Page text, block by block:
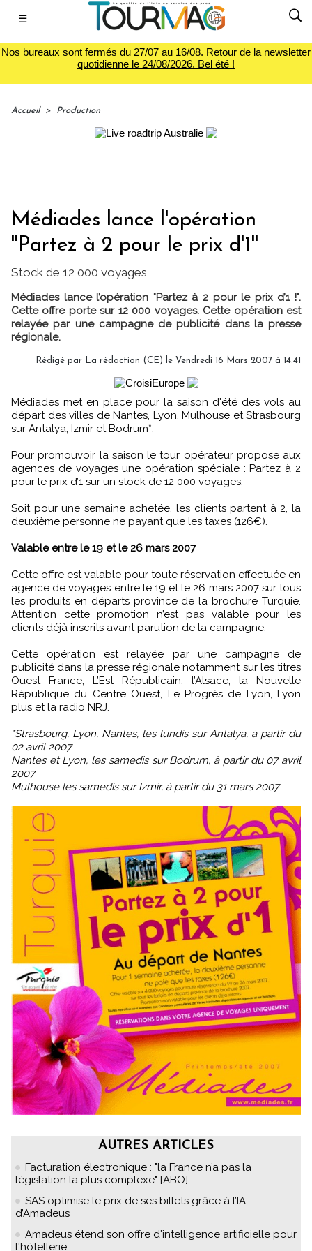
☰
Nos bureaux sont fermés du 27/07 au 16/08. Retour de la newsletter
quotidienne le 24/08/2026. Bel été !
Accueil > Production
Médiades lance l'opération
''Partez à 2 pour le prix d'1''
Stock de 12 000 voyages
Médiades lance l’opération "Partez à 2 pour le prix d’1 !".
Cette offre porte sur 12 000 voyages. Cette opération est
relayée par une campagne de publicité dans la presse
régionale.
Rédigé par La rédaction (CE) le Vendredi 16 Mars 2007 à 14:41
Médiades met en place pour la saison d'été des vols au
départ des villes de Nantes, Lyon, Mulhouse et Strasbourg
sur Antalya, Izmir et Bodrum*.
Pour promouvoir la saison le tour opérateur propose aux
agences de voyages une opération spéciale : Partez à 2
pour le prix d’1 sur un stock de 12 000 voyages.
Soit pour une semaine achetée, les clients partent à 2, la
deuxième personne ne payant que les taxes (126€).
Valable entre le 19 et le 26 mars 2007
Cette offre est valable pour toute réservation effectuée en
agence de voyages entre le 19 et le 26 mars 2007 sur tous
les produits en départs province de la brochure Turquie.
Attention cette promotion n’est pas valable pour les
clients déjà inscrits avant parution de la campagne.
Cette opération est relayée par une campagne de
publicité dans la presse régionale notamment sur les titres
Ouest France, L’Est Républicain, l’Alsace, la Nouvelle
République du Centre Ouest, Le Progrès de Lyon, Lyon
plus et la radio NRJ.
*Strasbourg, Lyon, Nantes, les lundis sur Antalya, à partir du
02 avril 2007
Nantes et Lyon, les samedis sur Bodrum, à partir du 07 avril
2007
Mulhouse les samedis sur Izmir, à partir du 31 mars 2007
AUTRES ARTICLES
Facturation électronique : "la France n’a pas la
législation la plus complexe" [ABO]
SAS optimise le prix de ses billets grâce à l’IA
d’Amadeus
Amadeus étend son offre d'intelligence artificielle pour
l'hôtellerie